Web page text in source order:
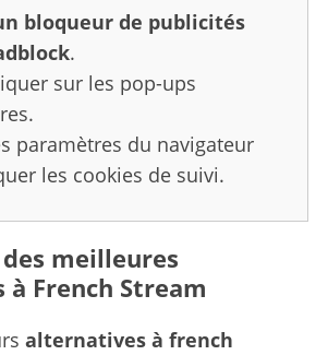
bloqueur de publicités
.
sur les pop-ups
paramètres du navigateur
les cookies de suivi.
meilleures
French Stream
alternatives à french